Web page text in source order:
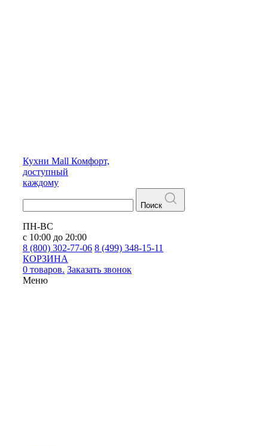
Кухни Mall Комфорт,
доступный
каждому
Поиск
ПН-ВС
с 10:00 до 20:00
8 (800) 302-77-06 8 (499) 348-15-11
КОРЗИНА
0 товаров. Заказать звонок
Меню